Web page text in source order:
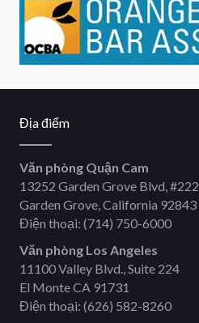
Địa điểm
Văn phòng Quận Cam
13252 Garden Grove Blvd, #222
Garden Grove, California 92843
Điện thoại: (714) 750-6000
Văn phòng Los Angeles
11100 Valley Blvd., Suite 224
El Monte CA 91731
Điện thoại: (626) 582-8260